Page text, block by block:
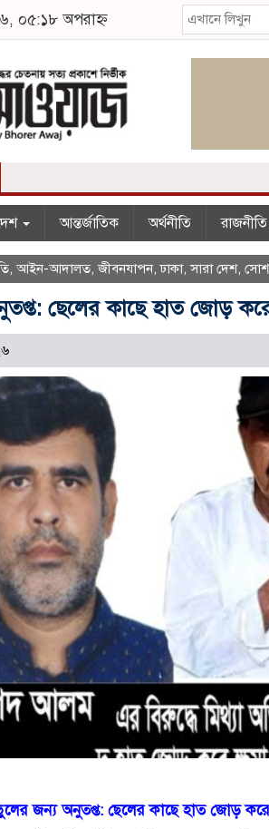
০৫:১৮ অপরাহ্ন
আন্তর্জাতিক অর্থনীতি রাজনীতি
, আইন-আদালত,জীবনযাপন,ঢাকা,সারা দেশ,
ছেলের কাছে হাত জোড় করে
জন্য অনুতপ্ত: ছেলের কাছে হাত জোড় করে